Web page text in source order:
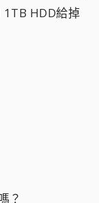
HDD給掉
？